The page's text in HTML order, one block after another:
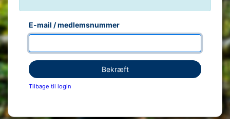
E-mail / medlemsnummer
Bekræft
Tilbage til login